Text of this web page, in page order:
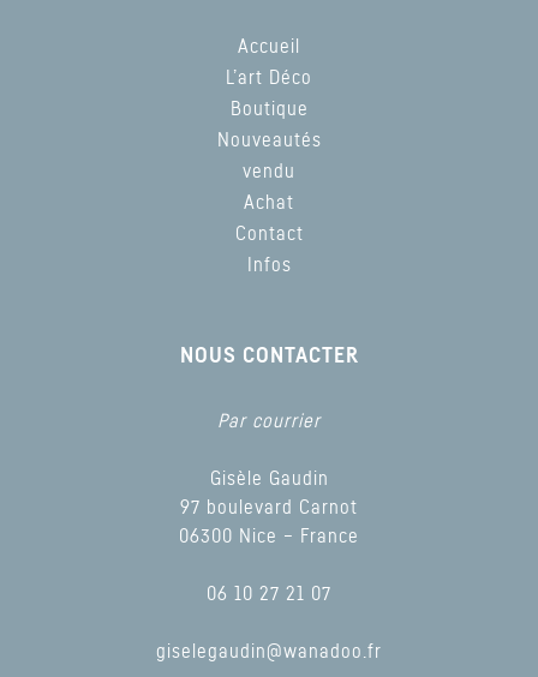
Accueil
L’art Déco
Boutique
Nouveautés
vendu
Achat
Contact
Infos
NOUS CONTACTER
Par courrier
Gisèle Gaudin
97 boulevard Carnot
06300 Nice – France
06 10 27 21 07
giselegaudin@wanadoo.fr